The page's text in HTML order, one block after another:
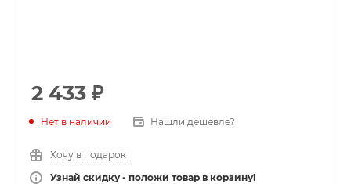
2 433 ₽
Нет в наличии Нашли дешевле?
Хочу в подарок
Узнай скидку - положи товар в корзину!